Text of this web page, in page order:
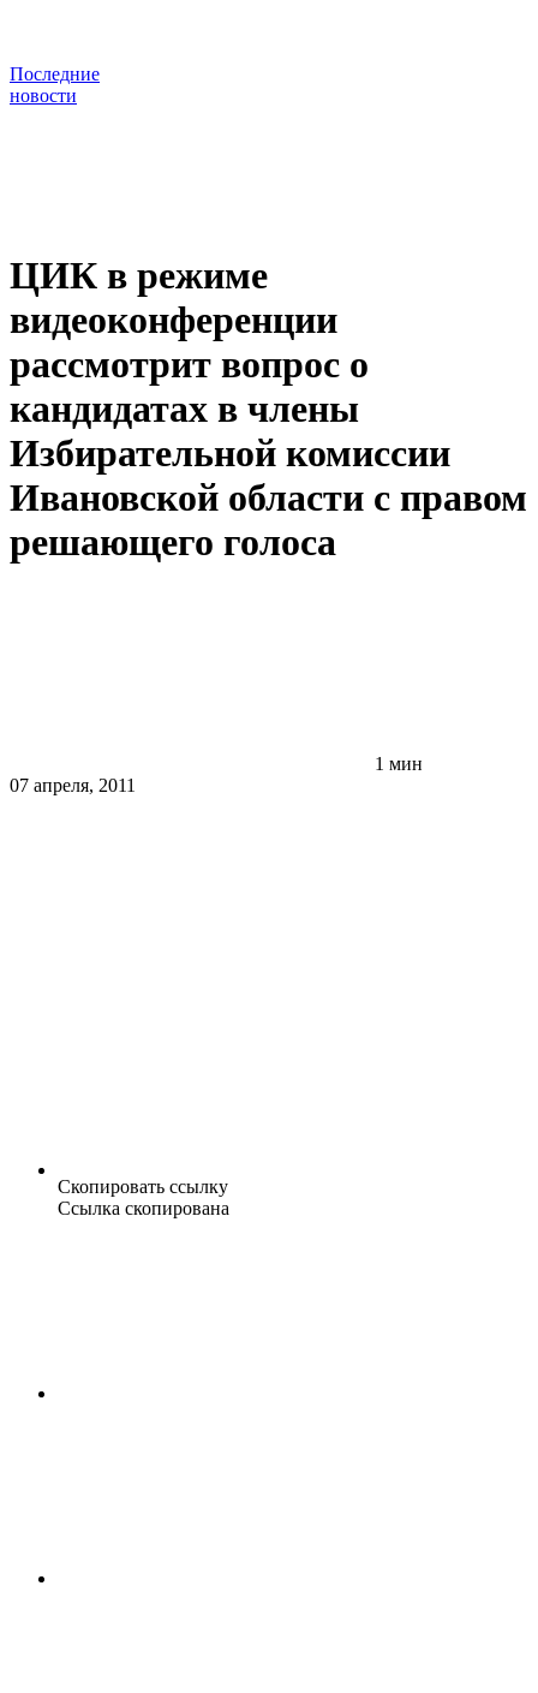
Последние
новости
ЦИК в режиме
видеоконференции
рассмотрит вопрос о
кандидатах в члены
Избирательной комиссии
Ивановской области с правом
решающего голоса
1 мин
07 апреля, 2011
Скопировать ссылку
Ссылка скопирована